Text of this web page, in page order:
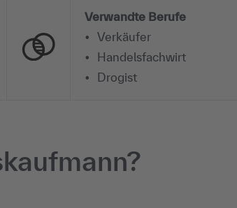
Verwandte Berufe
Verkäufer
Handelsfachwirt
Drogist